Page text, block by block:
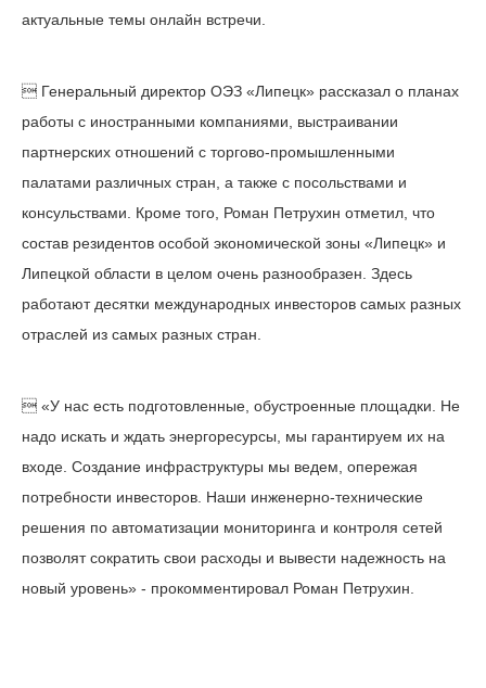
актуальные темы онлайн встречи.
 Генеральный директор ОЭЗ «Липецк» рассказал о планах
работы с иностранными компаниями, выстраивании
партнерских отношений с торгово-промышленными
палатами различных стран, а также с посольствами и
консульствами. Кроме того, Роман Петрухин отметил, что
состав резидентов особой экономической зоны «Липецк» и
Липецкой области в целом очень разнообразен. Здесь
работают десятки международных инвесторов самых разных
отраслей из самых разных стран.
 «У нас есть подготовленные, обустроенные площадки. Не
надо искать и ждать энергоресурсы, мы гарантируем их на
входе. Создание инфраструктуры мы ведем, опережая
потребности инвесторов. Наши инженерно-технические
решения по автоматизации мониторинга и контроля сетей
позволят сократить свои расходы и вывести надежность на
новый уровень» - прокомментировал Роман Петрухин.